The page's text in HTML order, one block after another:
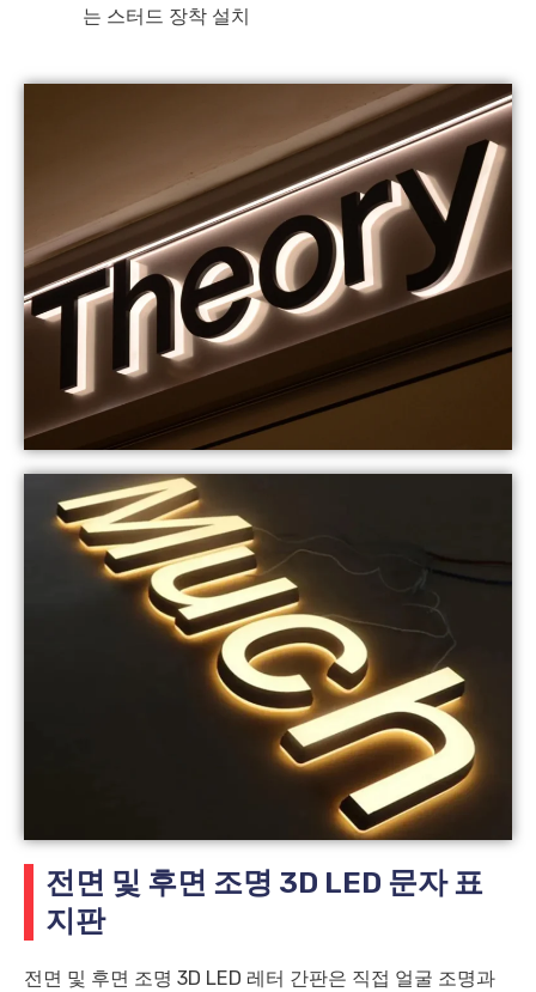
는 스터드 장착 설치
전면 및 후면 조명 3D LED 문자 표
지판
전면 및 후면 조명 3D LED 레터 간판은 직접 얼굴 조명과